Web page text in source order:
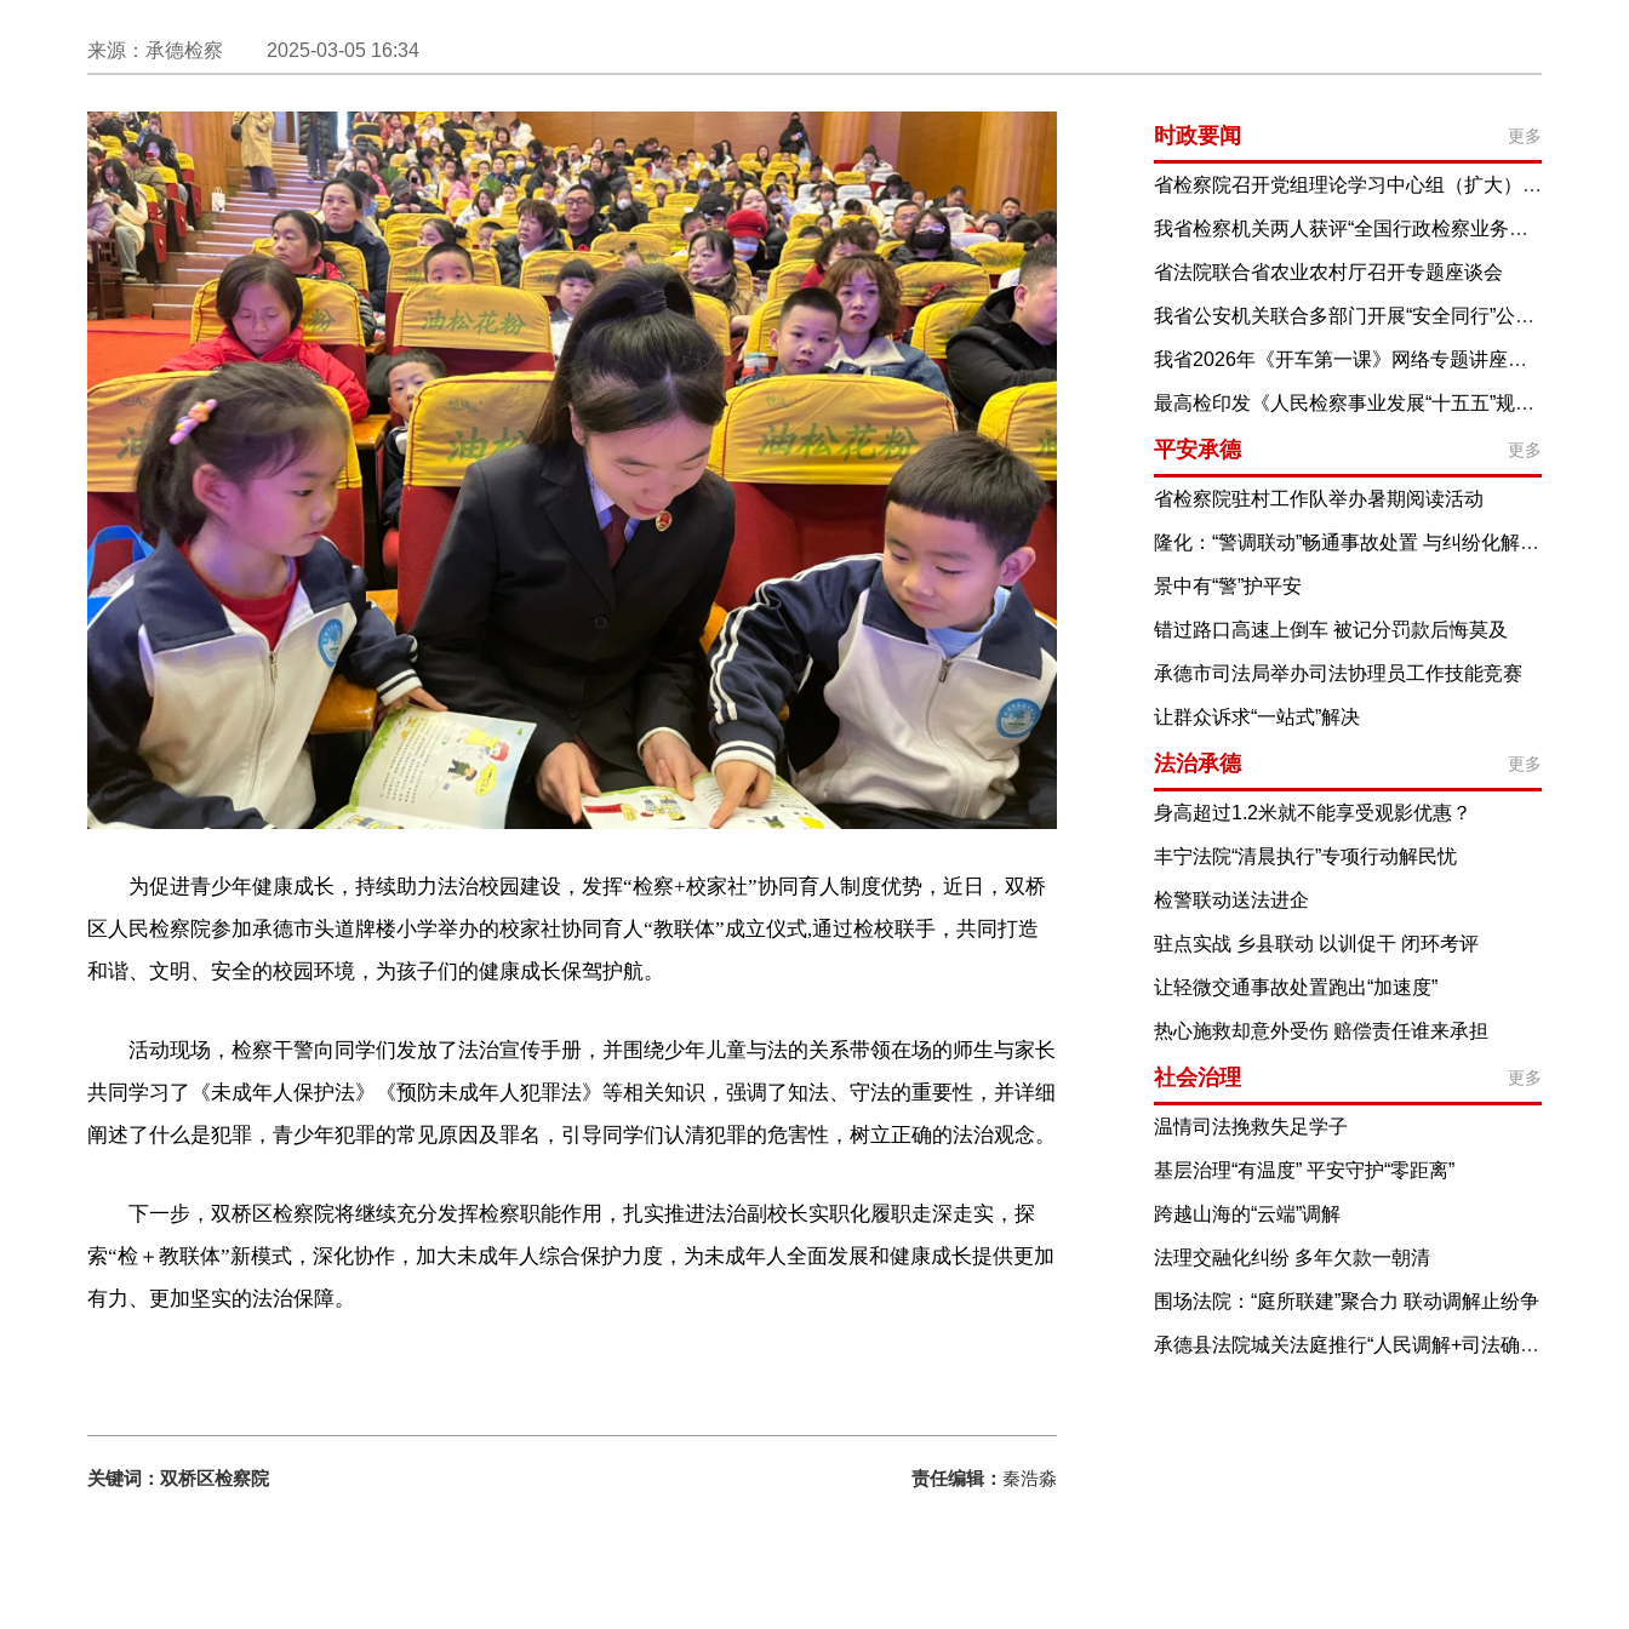
来源：承德检察 2025-03-05 16:34
为促进青少年健康成长，持续助力法治校园建设，发挥“检察+校家社”协同育人制度优势，近日，双桥
区人民检察院参加承德市头道牌楼小学举办的校家社协同育人“教联体”成立仪式,通过检校联手，共同打造
和谐、文明、安全的校园环境，为孩子们的健康成长保驾护航。
活动现场，检察干警向同学们发放了法治宣传手册，并围绕少年儿童与法的关系带领在场的师生与家长
共同学习了《未成年人保护法》《预防未成年人犯罪法》等相关知识，强调了知法、守法的重要性，并详细
阐述了什么是犯罪，青少年犯罪的常见原因及罪名，引导同学们认清犯罪的危害性，树立正确的法治观念。
下一步，双桥区检察院将继续充分发挥检察职能作用，扎实推进法治副校长实职化履职走深走实，探
索“检＋教联体”新模式，深化协作，加大未成年人综合保护力度，为未成年人全面发展和健康成长提供更加
有力、更加坚实的法治保障。
关键词：双桥区检察院 责任编辑： 秦浩淼
时政要闻 更多
省检察院召开党组理论学习中心组（扩大）学习会
进一步提高树立和践行正确政绩观思想认识
为奋力谱写中国式现代化建设河北篇章贡献力量
我省检察机关两人获评“全国行政检察业务能手”
省法院联合省农业农村厅召开专题座谈会
协同加强种业知识产权保护 我省公安机关联合多部门开展“安全同行”公益宣传活动
推动安全理念走进千家万户 我省2026年《开车第一课》网络专题讲座上线开播
最高检印发《人民检察事业发展“十五五”规划》
平安承德 更多
省检察院驻村工作队举办暑期阅读活动
隆化：“警调联动”畅通事故处置 与纠纷化解通道
景中有“警”护平安
错过路口高速上倒车 被记分罚款后悔莫及
承德市司法局举办司法协理员工作技能竞赛
让群众诉求“一站式”解决
——承德县推进综治中心规范化建设的探索与实践
法治承德 更多
身高超过1.2米就不能享受观影优惠？
公益诉讼护航未成年人观影福利落地
丰宁法院“清晨执行”专项行动解民忧
检警联动送法进企
驻点实战 乡县联动 以训促干 闭环考评
丰宁创新轮训机制提升基层矛盾纠纷化解效能
让轻微交通事故处置跑出“加速度”
——承德公安优化视频事故快处新模式
热心施救却意外受伤 赔偿责任谁来承担
社会治理 更多
温情司法挽救失足学子
基层治理“有温度” 平安守护“零距离”
——隆化县安州街道综治中心规范化建设让群众获得感更充实
跨越山海的“云端”调解
法理交融化纠纷 多年欠款一朝清
围场法院：“庭所联建”聚合力 联动调解止纷争
承德县法院城关法庭推行“人民调解+司法确认”